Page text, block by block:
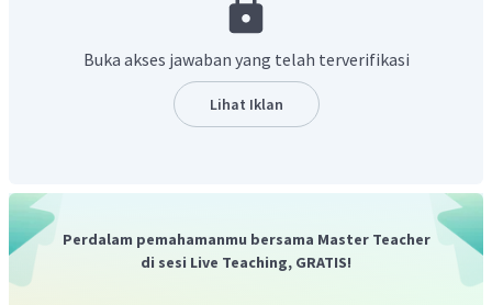
Dengan demikian, maka jawaban yang tepat adalah A.
Buka akses jawaban yang telah terverifikasi
Lihat Iklan
Perdalam pemahamanmu bersama Master Teacher
di sesi Live Teaching, GRATIS!